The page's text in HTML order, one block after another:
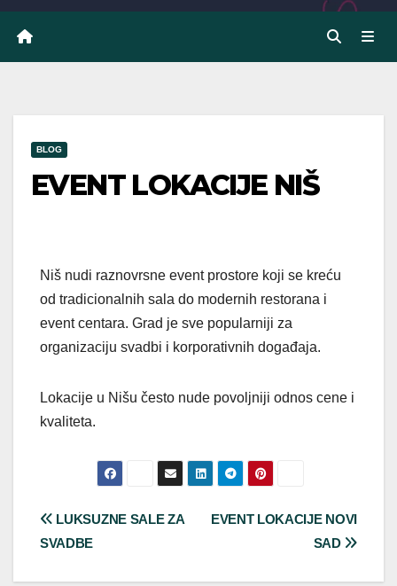
BLOG
EVENT LOKACIJE NIŠ
Niš nudi raznovrsne event prostore koji se kreću
od tradicionalnih sala do modernih restorana i
event centara. Grad je sve popularniji za
organizaciju svadbi i korporativnih događaja.
Lokacije u Nišu često nude povoljniji odnos cene i
kvaliteta.
Post
EVENT LOKACIJE NOVI
SAD
LUKSUZNE SALE ZA
SVADBE